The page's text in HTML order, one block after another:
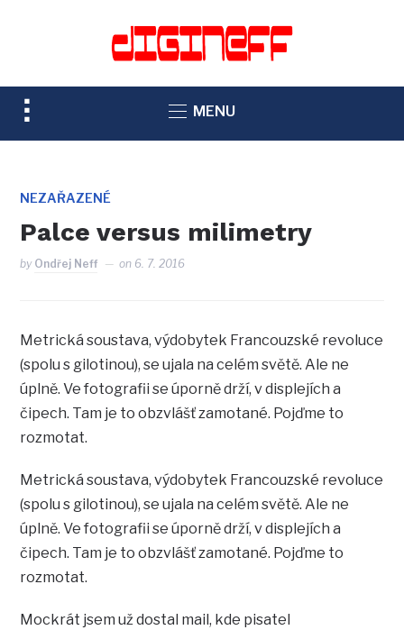
TOGGLE
SIDEBAR
NAVIGATION
MENU
NEZAŘAZENÉ
Palce versus milimetry
by Ondřej Neff on 6. 7. 2016
Metrická soustava, výdobytek Francouzské revoluce
(spolu s gilotinou), se ujala na celém světě. Ale ne
úplně. Ve fotografii se úporně drží, v displejích a
čipech. Tam je to obzvlášť zamotané. Pojďme to
rozmotat.
Metrická soustava, výdobytek Francouzské revoluce
(spolu s gilotinou), se ujala na celém světě. Ale ne
úplně. Ve fotografii se úporně drží, v displejích a
čipech. Tam je to obzvlášť zamotané. Pojďme to
rozmotat.
Mockrát jsem už dostal mail, kde pisatel